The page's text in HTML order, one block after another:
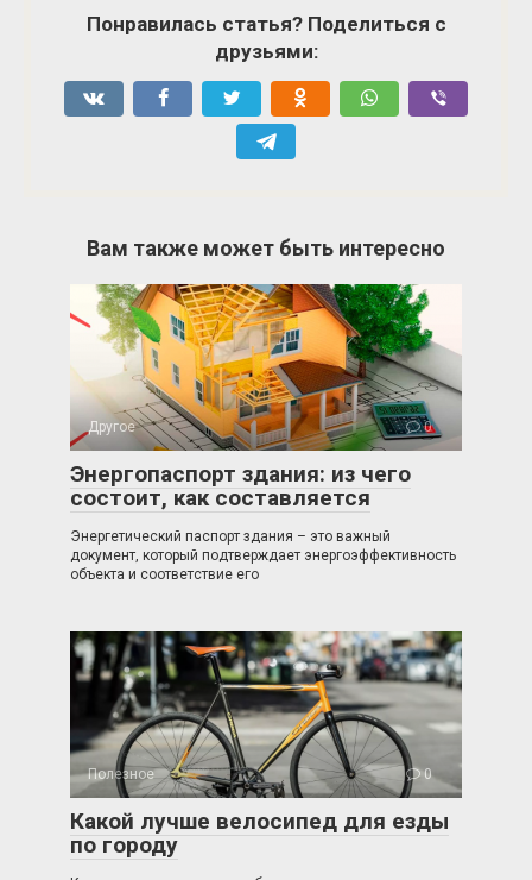
Понравилась статья? Поделиться с
друзьями:
Вам также может быть интересно
Другое 0
Энергопаспорт здания: из чего
состоит, как составляется
Энергетический паспорт здания – это важный
документ, который подтверждает энергоэффективность
объекта и соответствие его
Полезное 0
Какой лучше велосипед для езды
по городу